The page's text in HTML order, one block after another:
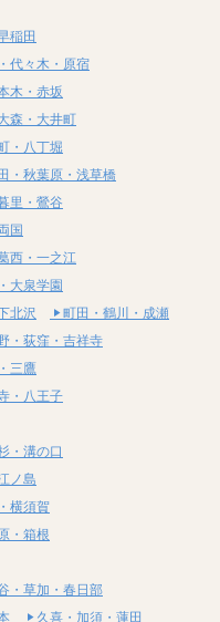
稲田
代々木・原宿
木・赤坂
森・大井町
・八丁堀
・秋葉原・浅草橋
里・鶯谷
国
西・一之江
大泉学園
北沢
町田・鶴川・成瀬
・荻窪・吉祥寺
三鷹
・八王子
・溝の口
ノ島
横須賀
・箱根
・草加・春日部
久喜・加須・蓮田